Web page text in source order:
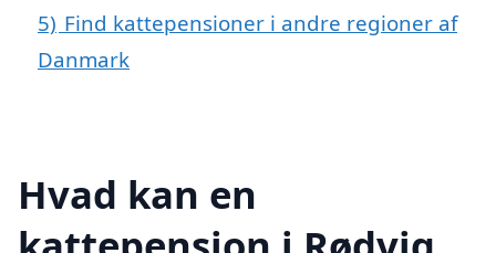
5) Find kattepensioner i andre regioner af
Danmark
Hvad kan en